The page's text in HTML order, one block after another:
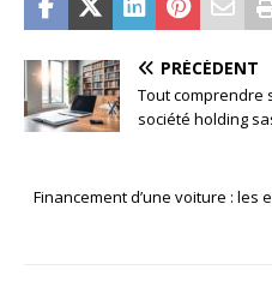
PRÉCÉDENT
Tout comprendre
société holding
Financement d’une voiture : les